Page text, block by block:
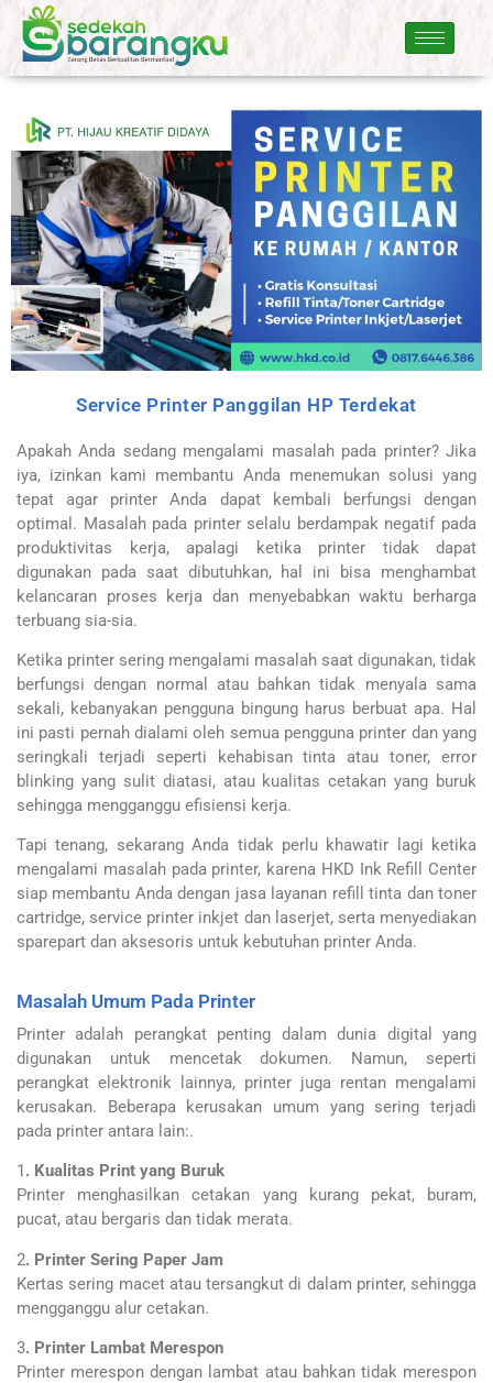
Service Printer Panggilan HP Terdekat
Apakah Anda sedang mengalami masalah pada printer? Jika
iya, izinkan kami membantu Anda menemukan solusi yang
tepat agar printer Anda dapat kembali berfungsi dengan
optimal. Masalah pada printer selalu berdampak negatif pada
produktivitas kerja, apalagi ketika printer tidak dapat
digunakan pada saat dibutuhkan, hal ini bisa menghambat
kelancaran proses kerja dan menyebabkan waktu berharga
terbuang sia-sia.
Ketika printer sering mengalami masalah saat digunakan, tidak
berfungsi dengan normal atau bahkan tidak menyala sama
sekali, kebanyakan pengguna bingung harus berbuat apa. Hal
ini pasti pernah dialami oleh semua pengguna printer dan yang
seringkali terjadi seperti kehabisan tinta atau toner, error
blinking yang sulit diatasi, atau kualitas cetakan yang buruk
sehingga mengganggu efisiensi kerja.
Tapi tenang, sekarang Anda tidak perlu khawatir lagi ketika
mengalami masalah pada printer, karena HKD Ink Refill Center
siap membantu Anda dengan jasa layanan refill tinta dan toner
cartridge, service printer inkjet dan laserjet, serta menyediakan
sparepart dan aksesoris untuk kebutuhan printer Anda.
Masalah Umum Pada Printer
Printer adalah perangkat penting dalam dunia digital yang
digunakan untuk mencetak dokumen. Namun, seperti
perangkat elektronik lainnya, printer juga rentan mengalami
kerusakan. Beberapa kerusakan umum yang sering terjadi
pada printer antara lain:.
1. Kualitas Print yang Buruk
Printer menghasilkan cetakan yang kurang pekat, buram,
pucat, atau bergaris dan tidak merata.
2. Printer Sering Paper Jam
Kertas sering macet atau tersangkut di dalam printer, sehingga
mengganggu alur cetakan.
3. Printer Lambat Merespon
Printer merespon dengan lambat atau bahkan tidak merespon